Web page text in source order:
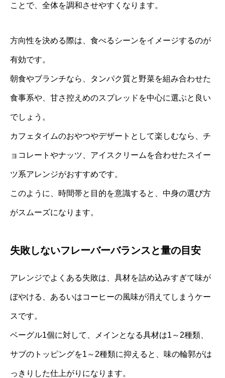
ことで、全体を調和させやすくなります。
方向性を決める際は、食べるシーンをイメージするのが
有効です。
朝食やブランチなら、タンパク質と野菜を組み合わせた
食事系や、甘さ控えめのスプレッドを中心に選ぶと良い
でしょう。
カフェタイムのおやつやデザートとして楽しむなら、チ
ョコレートやナッツ、アイスクリームを合わせたスイー
ツ系アレンジがおすすめです。
このように、時間帯と目的を意識すると、中身の選び方
がスムーズになります。
失敗しないフレーバーバランスと量の目安
アレンジでよくある失敗は、具材を詰め込みすぎて味が
ぼやける、あるいはコーヒーの風味が消えてしまうケー
スです。
ベーグル1個に対して、メインとなる具材は1～2種類、
サブのトッピングを1～2種類に抑えると、味の輪郭がは
っきりした仕上がりになります。